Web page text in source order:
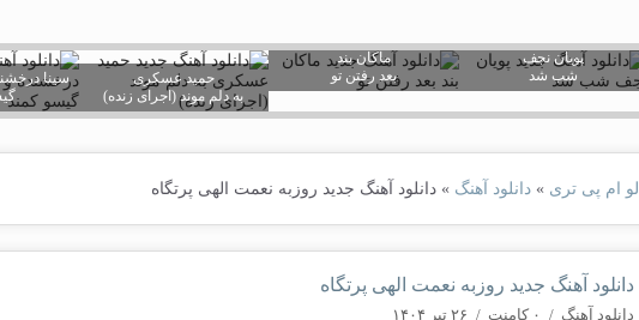
پویان نجف
شب شد
ماکان بند
بعد رفتن تو
حمید عسکری
به دلم موند (اجرای زنده)
سینا
الو ام پی تری »دانلود آهنگ »دانلود آهنگ جدید روزبه نعمت الهی پرتگاه
دانلود آهنگ جدید روزبه نعمت الهی پرتگاه
دانلود آهنگ / ۰ کامنت / ۲۶ تیر ۱۴۰۴